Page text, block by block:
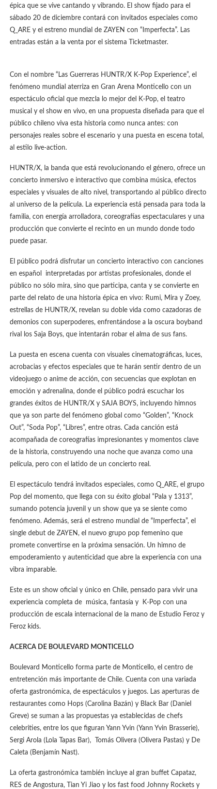
épica que se vive cantando y vibrando. El show fijado para el
sábado 20 de diciembre contará con invitados especiales como
Q_ARE y el estreno mundial de ZAYEN con “Imperfecta”. Las
entradas están a la venta por el sistema Ticketmaster.
Con el nombre “Las Guerreras HUNTR/X K-Pop Experience”, el
fenómeno mundial aterriza en Gran Arena Monticello con un
espectáculo oficial que mezcla lo mejor del K-Pop, el teatro
musical y el show en vivo, en una propuesta diseñada para que el
público chileno viva esta historia como nunca antes: con
personajes reales sobre el escenario y una puesta en escena total,
al estilo live-action.
HUNTR/X, la banda que está revolucionando el género, ofrece un
concierto inmersivo e interactivo que combina música, efectos
especiales y visuales de alto nivel, transportando al público directo
al universo de la película. La experiencia está pensada para toda la
familia, con energía arrolladora, coreografías espectaculares y una
producción que convierte el recinto en un mundo donde todo
puede pasar.
El público podrá disfrutar un concierto interactivo con canciones
en español interpretadas por artistas profesionales, donde el
público no sólo mira, sino que participa, canta y se convierte en
parte del relato de una historia épica en vivo: Rumi, Mira y Zoey,
estrellas de HUNTR/X, revelan su doble vida como cazadoras de
demonios con superpoderes, enfrentándose a la oscura boyband
rival los Saja Boys, que intentarán robar el alma de sus fans.
La puesta en escena cuenta con visuales cinematográficas, luces,
acrobacias y efectos especiales que te harán sentir dentro de un
videojuego o anime de acción, con secuencias que explotan en
emoción y adrenalina, donde el público podrá escuchar los
grandes éxitos de HUNTR/X y SAJA BOYS, incluyendo himnos
que ya son parte del fenómeno global como “Golden”, “Knock
Out”, “Soda Pop”, “Libres”, entre otras. Cada canción está
acompañada de coreografías impresionantes y momentos clave
de la historia, construyendo una noche que avanza como una
película, pero con el latido de un concierto real.
El espectáculo tendrá invitados especiales, como Q_ARE, el grupo
Pop del momento, que llega con su éxito global “Pala y 1313”,
sumando potencia juvenil y un show que ya se siente como
fenómeno. Además, será el estreno mundial de “Imperfecta”, el
single debut de ZAYEN, el nuevo grupo pop femenino que
promete convertirse en la próxima sensación. Un himno de
empoderamiento y autenticidad que abre la experiencia con una
vibra imparable.
Este es un show oficial y único en Chile, pensado para vivir una
experiencia completa de música, fantasía y K-Pop con una
producción de escala internacional de la mano de Estudio Feroz y
Feroz kids.
ACERCA DE BOULEVARD MONTICELLO
Boulevard Monticello forma parte de Monticello, el centro de
entretención más importante de Chile. Cuenta con una variada
oferta gastronómica, de espectáculos y juegos. Las aperturas de
restaurantes como Hops (Carolina Bazán) y Black Bar (Daniel
Greve) se suman a las propuestas ya establecidas de chefs
celebrities, entre los que figuran Yann Yvin (Yann Yvin Brasserie),
Sergi Arola (Lola Tapas Bar), Tomás Olivera (Olivera Pastas) y De
Caleta (Benjamín Nast).
La oferta gastronómica también incluye al gran buffet Capataz,
RES de Angostura, Tian Yi Jiao y los fast food Johnny Rockets y